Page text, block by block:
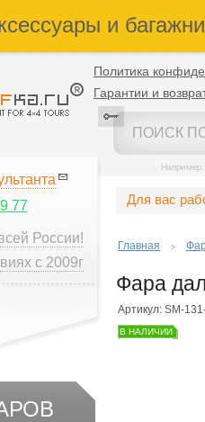
и
Политика
Гарантии и
Например:
77
России!
с 2009г
Для вас
Главная
Фара
Артикул: SM-
В НАЛИЧИИ